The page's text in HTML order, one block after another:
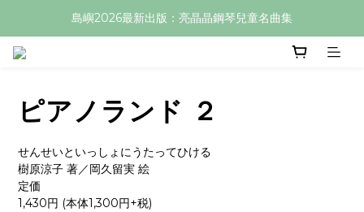
島嶼2026最新出版：亮晶晶鋼琴兒童名曲集
ピアノランド ２
せんせいといっしょにうたってひける
樹原涼子 著／岡久留実 絵
定価
1,430円 (本体1,300円+税)